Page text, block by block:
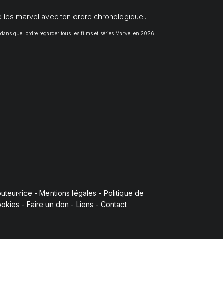
les marvel avec ton ordre chronologique...
quel ordre regarder tous les films et séries Marvel en 2026
- Mentions légales - Politique de
- Faire un don - Liens - Contact